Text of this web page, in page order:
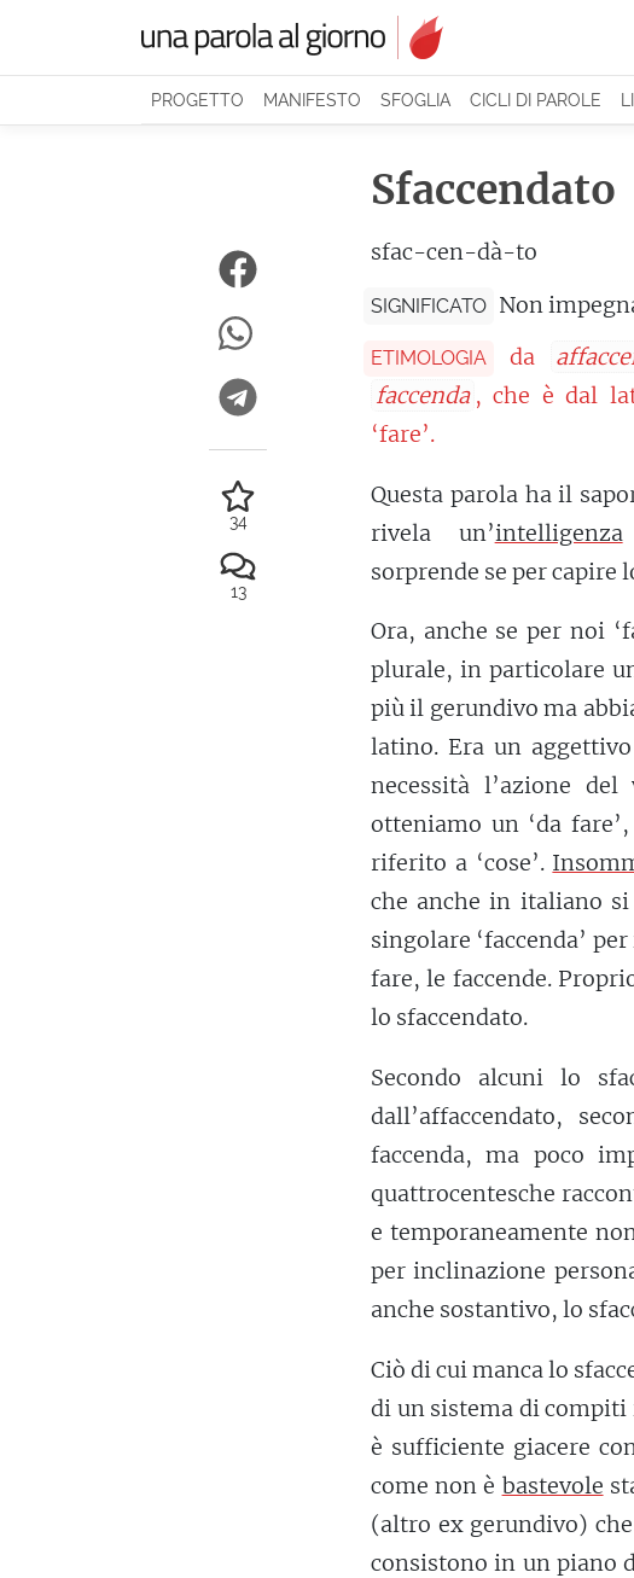
PROGETTO MANIFESTO SFOGLIA CICLI DI PAROLE
Sfaccendato
sfac-cen-dà-to
SIGNIFICATO Non
ETIMOLOGIA da
faccenda , che è dal
‘fare’.
Questa parola ha il
rivela un’intelligenza
sorprende se per capire
Ora, anche se per noi
plurale, in particolare
più il gerundivo ma
latino. Era un
necessità l’azione
otteniamo un ‘da
riferito a ‘cose’.
che anche in italiano
singolare ‘faccenda’
fare, le faccende.
lo sfaccendato.
Secondo alcuni lo
dall’affaccendato,
faccenda, ma poco
quattrocentesche
e temporaneamente
per inclinazione
anche sostantivo, lo
Ciò di cui manca lo
di un sistema di compiti
è sufficiente giacere
come non è bastevole
(altro ex gerundivo)
consistono in un piano
34
13